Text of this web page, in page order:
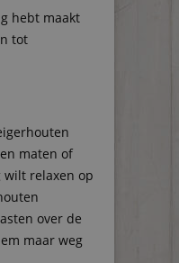
hebt maakt
tot
maten of
relaxen op
over de
maar weg